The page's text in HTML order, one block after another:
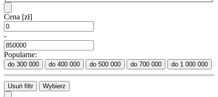
Cena [zł]
-
Popularne:
do 300 000 do 400 000 do 500 000 do 700 000 do 1 000 000
Usuń filtr Wybierz